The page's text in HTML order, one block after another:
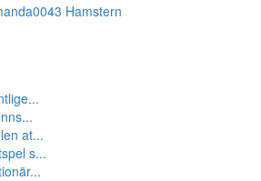
Hamstern
at...
s...